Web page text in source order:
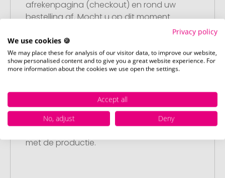
afrekenpagina (checkout) en rond uw
bestelling af. Mocht u op dit moment
hebben, dan kunt u dit later aanleveren.
Artikelvoorbeeld en goedkeuring
U ontvangt van ons een gratis
drukvoorbeeld met uw ontwerp. Zodra u
met de productie.
Privacy policy
We use cookies 🍪
We may place these for analysis of our visitor data, to improve our website,
show personalised content and to give you a great website experience. For
more information about the cookies we use open the settings.
Accept all
No, adjust
Deny